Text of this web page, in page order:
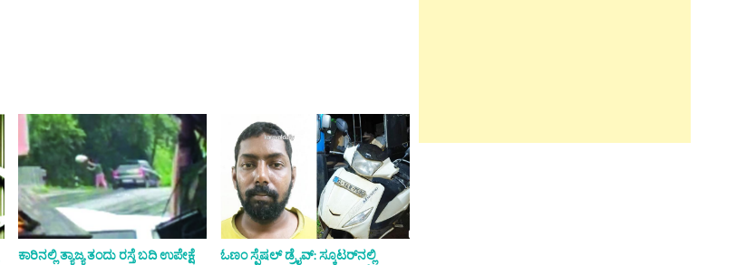
ಕಾರಿನಲ್ಲಿ ತ್ಯಾಜ್ಯ ತಂದು ರಸ್ತೆ ಬದಿ ಉಪೇಕ್ಷೆ
ಓಣಂ ಸ್ಪೆಷಲ್ ಡ್ರೈವ್: ಸ್ಕೂಟರ್‌ನಲ್ಲಿ